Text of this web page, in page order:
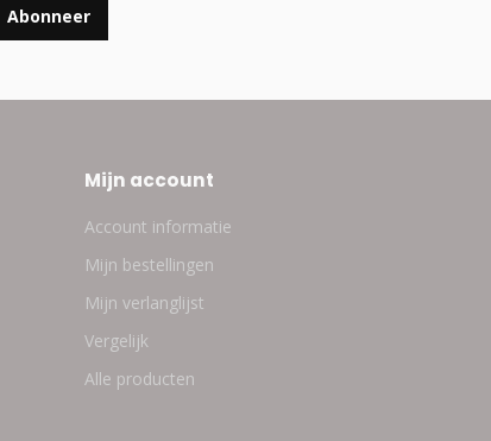
Abonneer
Mijn account
Account informatie
Mijn bestellingen
Mijn verlanglijst
Vergelijk
Alle producten